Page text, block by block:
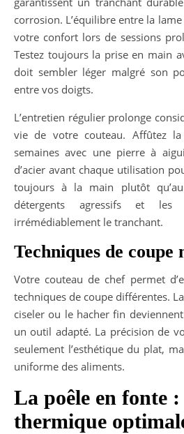
corrosion. L’équilibre entre la
votre confort lors de sessions
Testez toujours la prise en main
doit sembler léger malgré son
entre vos doigts.
L’entretien régulier prolonge
vie de votre couteau. Affûtez
semaines avec une pierre à
d’acier avant chaque utilisation
toujours à la main plutôt
détergents agressifs et les
irrémédiablement le tranchant.
Techniques de coupe
Votre couteau de chef permet
techniques de coupe différentes.
ciseler ou le hacher fin
un outil adapté. La précision de
seulement l’esthétique du plat,
uniforme des aliments.
La poêle en fonte
thermique